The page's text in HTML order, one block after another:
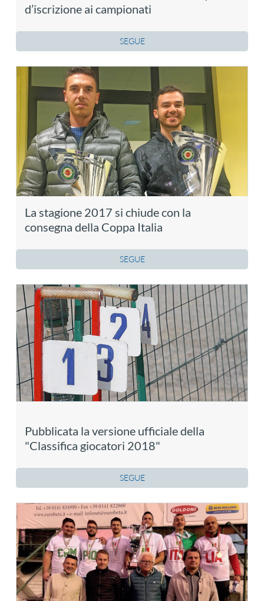
d’iscrizione ai campionati
SEGUE
La stagione 2017 si chiude con la
consegna della Coppa Italia
SEGUE
Pubblicata la versione ufficiale della
"Classifica giocatori 2018"
SEGUE